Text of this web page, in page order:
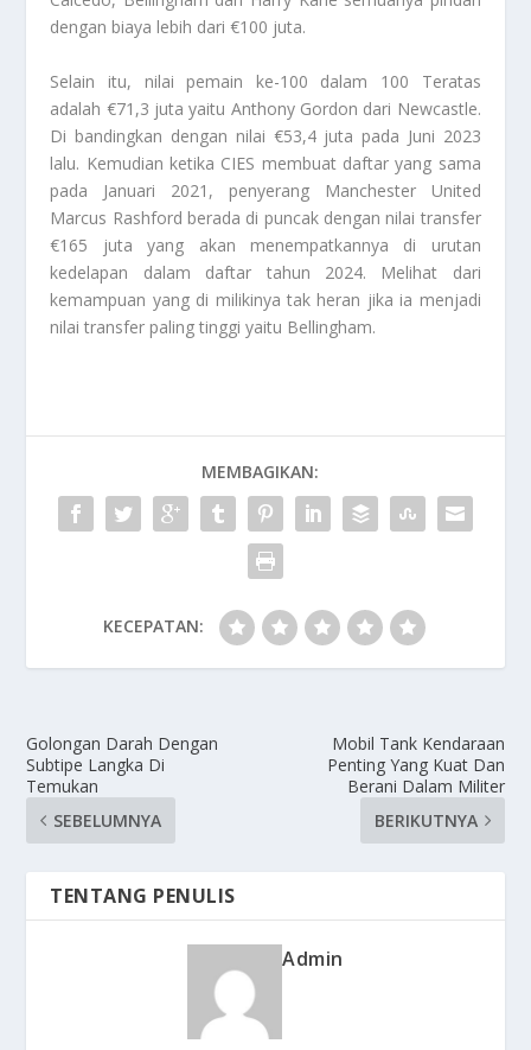
dengan biaya lebih dari €100 juta.
Selain itu, nilai pemain ke-100 dalam 100 Teratas
adalah €71,3 juta yaitu Anthony Gordon dari Newcastle.
Di bandingkan dengan nilai €53,4 juta pada Juni 2023
lalu. Kemudian ketika CIES membuat daftar yang sama
pada Januari 2021, penyerang Manchester United
Marcus Rashford berada di puncak dengan nilai transfer
€165 juta yang akan menempatkannya di urutan
kedelapan dalam daftar tahun 2024. Melihat dari
kemampuan yang di milikinya tak heran jika ia menjadi
nilai transfer paling tinggi yaitu Bellingham.
MEMBAGIKAN:
KECEPATAN:
Golongan Darah Dengan
Subtipe Langka Di
Temukan
SEBELUMNYA
Mobil Tank Kendaraan
Penting Yang Kuat Dan
Berani Dalam Militer
BERIKUTNYA
TENTANG PENULIS
Admin